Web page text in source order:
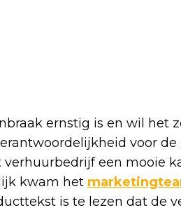
ernstig is en wil het
voor de
een mooie
kwam het
is te lezen dat de